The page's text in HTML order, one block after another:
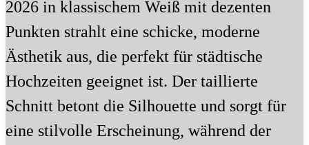
2026 in klassischem Weiß mit dezenten
Punkten strahlt eine schicke, moderne
Ästhetik aus, die perfekt für städtische
Hochzeiten geeignet ist. Der taillierte
Schnitt betont die Silhouette und sorgt für
eine stilvolle Erscheinung, während der